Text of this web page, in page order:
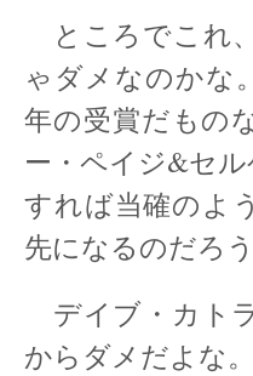
ところでこれ
ゃダメなのかな
年の受賞だもの
ー・ペイジ&セ
すれば当確のよ
先になるのだろう
デイブ・カト
からダメだよな。